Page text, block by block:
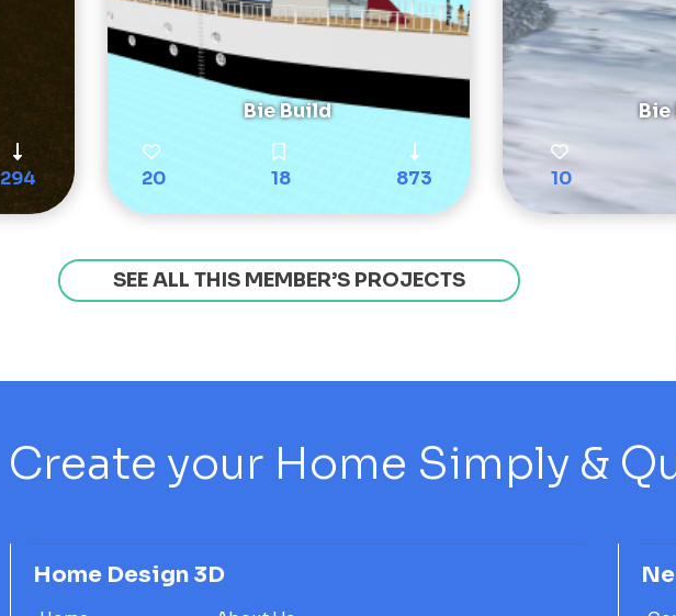
294
Bie Build
20 18 873
Bie
10
SEE ALL THIS MEMBER’S PROJECTS
Create your Home Simply &
Home Design 3D